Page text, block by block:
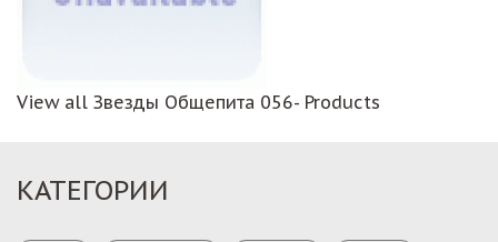
View all Звезды Общепита 056- Products
КАТЕГОРИИ